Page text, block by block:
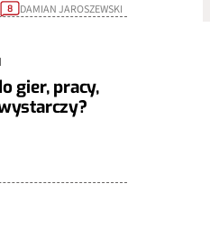
8 DAMIAN JAROSZEWSKI
gier, pracy,